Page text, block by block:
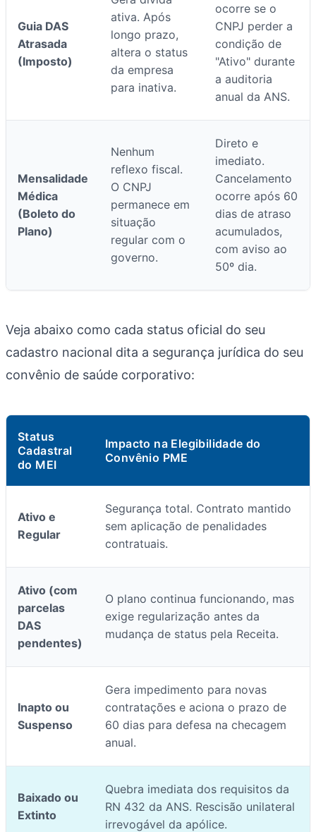
Guia DAS
Atrasada
(Imposto)
ativa. Após
longo prazo,
altera o status
da empresa
para inativa.
ocorre se o
CNPJ perder a
condição de
"Ativo" durante
a auditoria
anual da ANS.
Mensalidade
Médica
(Boleto do
Plano)
Nenhum
reflexo fiscal.
O CNPJ
permanece em
situação
regular com o
governo.
Direto e
imediato.
Cancelamento
ocorre após 60
dias de atraso
acumulados,
com aviso ao
50º dia.
Veja abaixo como cada status oficial do seu
cadastro nacional dita a segurança jurídica do seu
convênio de saúde corporativo:
Status
Cadastral
do MEI
Impacto na Elegibilidade do
Convênio PME
Ativo e
Regular
Segurança total. Contrato mantido
sem aplicação de penalidades
contratuais.
Ativo (com
parcelas
DAS
pendentes)
O plano continua funcionando, mas
exige regularização antes da
mudança de status pela Receita.
Inapto ou
Suspenso
Gera impedimento para novas
contratações e aciona o prazo de
60 dias para defesa na checagem
anual.
Baixado ou
Extinto
Quebra imediata dos requisitos da
RN 432 da ANS. Rescisão unilateral
irrevogável da apólice.